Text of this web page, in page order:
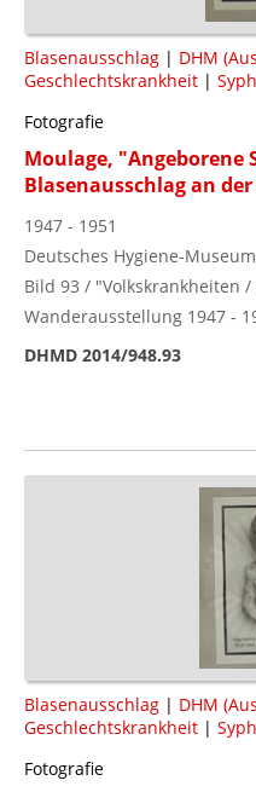
Blasenausschlag | DHM
Geschlechtskrankheit |
Fotografie
Moulage, "Angeborene
Blasenausschlag an
1947 - 1951
Deutsches Hygiene-Museum
Bild 93 / "Volkskrankheiten
Wanderausstellung 1947 -
DHMD 2014/948.93
Blasenausschlag | DHM
Geschlechtskrankheit |
Fotografie